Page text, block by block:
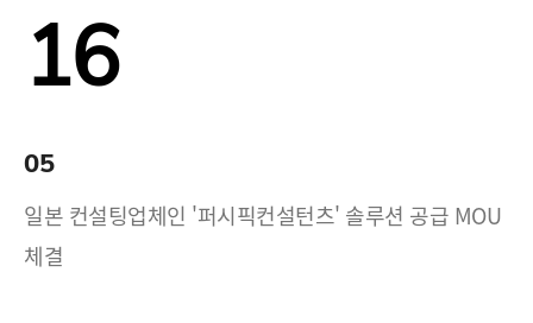
16
05
일본 컨설팅업체인 '퍼시픽컨설턴츠' 솔루션 공급 MOU
체결